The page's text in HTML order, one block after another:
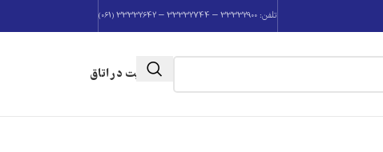
تلفن: 33332900 – 33332744 – 33332642 (061)
عضویت در اتاق